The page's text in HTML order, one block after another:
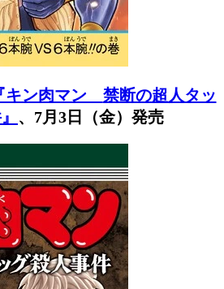
キン肉マン 禁断の超人タッ
』 、 7月3日（金）発売